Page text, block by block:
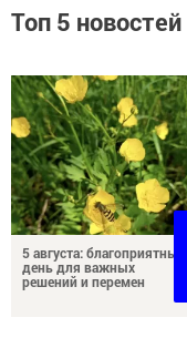
Топ 5 новостей
5 августа: благоприятный
день для важных
решений и перемен